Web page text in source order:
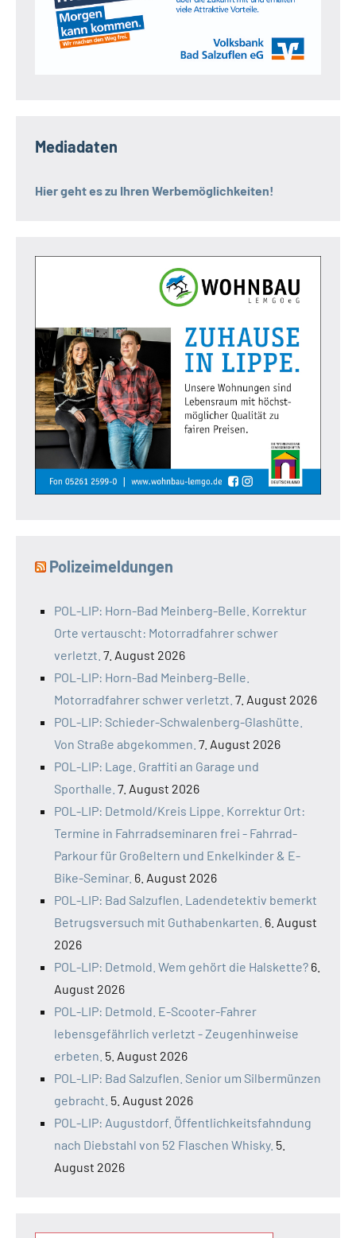
Mediadaten
Hier geht es zu Ihren Werbemöglichkeiten!
Polizeimeldungen
POL-LIP: Horn-Bad Meinberg-Belle. Korrektur
Orte vertauscht: Motorradfahrer schwer
verletzt. 7. August 2026
POL-LIP: Horn-Bad Meinberg-Belle.
Motorradfahrer schwer verletzt. 7. August 2026
POL-LIP: Schieder-Schwalenberg-Glashütte.
Von Straße abgekommen. 7. August 2026
POL-LIP: Lage. Graffiti an Garage und
Sporthalle. 7. August 2026
POL-LIP: Detmold/Kreis Lippe. Korrektur Ort:
Termine in Fahrradseminaren frei - Fahrrad-
Parkour für Großeltern und Enkelkinder & E-
Bike-Seminar. 6. August 2026
POL-LIP: Bad Salzuflen. Ladendetektiv bemerkt
Betrugsversuch mit Guthabenkarten. 6. August
2026
POL-LIP: Detmold. Wem gehört die Halskette? 6.
August 2026
POL-LIP: Detmold. E-Scooter-Fahrer
lebensgefährlich verletzt - Zeugenhinweise
erbeten. 5. August 2026
POL-LIP: Bad Salzuflen. Senior um Silbermünzen
gebracht. 5. August 2026
POL-LIP: Augustdorf. Öffentlichkeitsfahndung
nach Diebstahl von 52 Flaschen Whisky. 5.
August 2026